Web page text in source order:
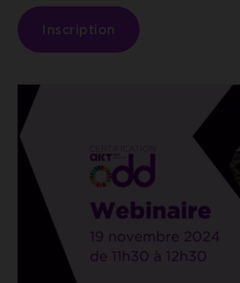
Inscription
des données sur Google Analytics.